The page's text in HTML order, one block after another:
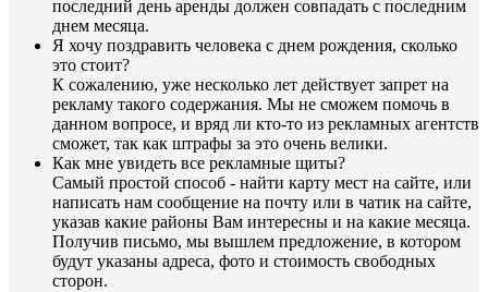
последний день аренды должен совпадать с последним
днем месяца.
Я хочу поздравить человека с днем рождения, сколько
это стоит?
К сожалению, уже несколько лет действует запрет на
рекламу такого содержания. Мы не сможем помочь в
данном вопросе, и вряд ли кто-то из рекламных агентств
сможет, так как штрафы за это очень велики.
Как мне увидеть все рекламные щиты?
Самый простой способ - найти карту мест на сайте, или
написать нам сообщение на почту или в чатик на сайте,
указав какие районы Вам интересны и на какие месяца.
Получив письмо, мы вышлем предложение, в котором
будут указаны адреса, фото и стоимость свободных
сторон.